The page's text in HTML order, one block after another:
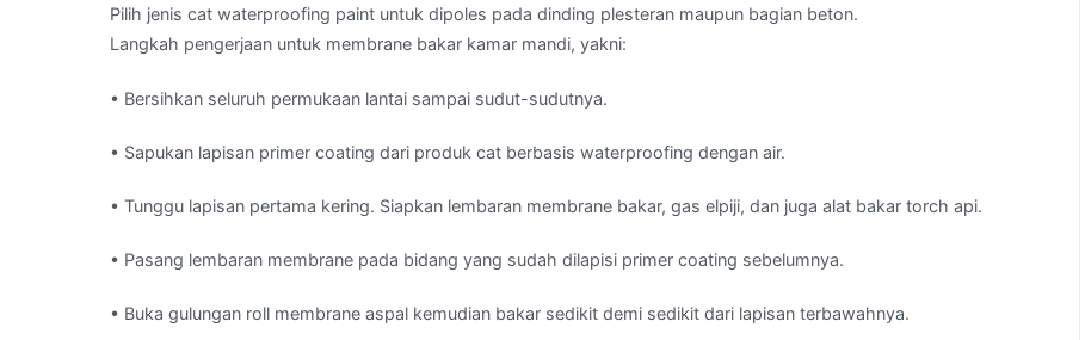
Pilih jenis cat waterproofing paint untuk dipoles pada dinding plesteran maupun bagian beton.
Langkah pengerjaan untuk membrane bakar kamar mandi, yakni:
• Bersihkan seluruh permukaan lantai sampai sudut-sudutnya.
• Sapukan lapisan primer coating dari produk cat berbasis waterproofing dengan air.
• Tunggu lapisan pertama kering. Siapkan lembaran membrane bakar, gas elpiji, dan juga alat bakar torch api.
• Pasang lembaran membrane pada bidang yang sudah dilapisi primer coating sebelumnya.
• Buka gulungan roll membrane aspal kemudian bakar sedikit demi sedikit dari lapisan terbawahnya.